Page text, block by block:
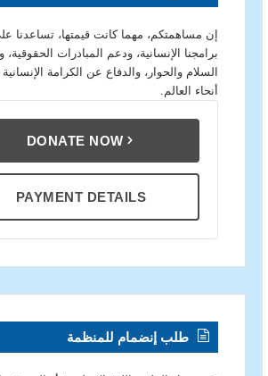
إن مساهمتكم، مهما كانت قيمتها، تساعدنا
برامجنا الإنسانية، ودعم المبادرات الحقوقية،
السلام والحوار، والدفاع عن الكرامة
أنحاء العالم.
DONATE NOW
PAYMENT DETAILS
طلب إنضمام للمنظمة